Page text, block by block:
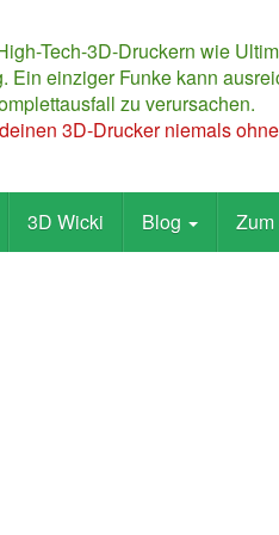
Tech-3D-Druckern wie
Ein einziger Funke kann
zu verursachen.
3D-Drucker niemals
3D Wicki Blog